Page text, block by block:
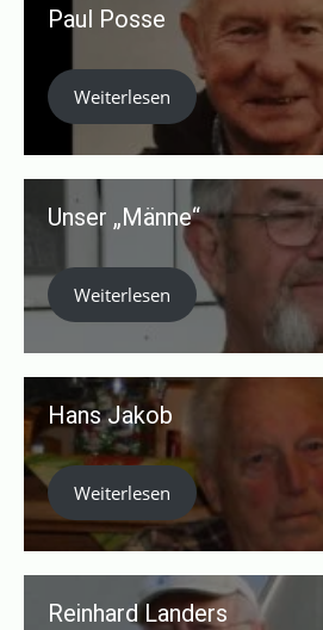
Paul Posse
Weiterlesen
Unser „Männe“
Weiterlesen
Hans Jakob
Weiterlesen
Reinhard Landers